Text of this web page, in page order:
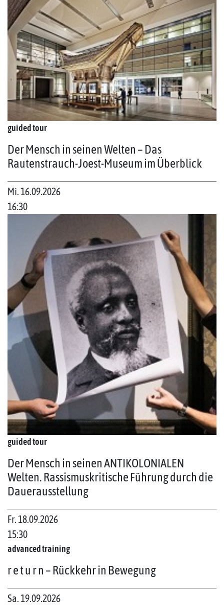
guided tour
Der Mensch in seinen Welten – Das
Rautenstrauch-Joest-Museum im Überblick
Mi. 16.09.2026
16:30
guided tour
Der Mensch in seinen ANTIKOLONIALEN
Welten. Rassismuskritische Führung durch die
Dauerausstellung
Fr. 18.09.2026
15:30
advanced training
r e t u r n – Rückkehr in Bewegung
Sa. 19.09.2026